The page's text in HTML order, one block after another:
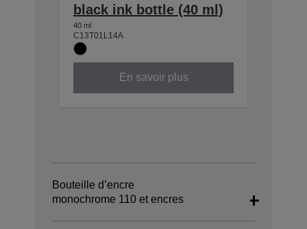
black ink bottle (40 ml)
40 ml
C13T01L14A
En savoir plus
Bouteille d’encre
monochrome 110 et encres